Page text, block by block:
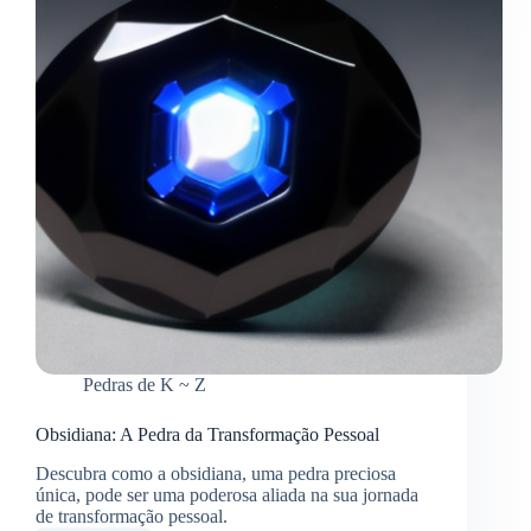
Pedras de K ~ Z
Obsidiana: A Pedra da Transformação Pessoal
Descubra como a obsidiana, uma pedra preciosa
única, pode ser uma poderosa aliada na sua jornada
de transformação pessoal.